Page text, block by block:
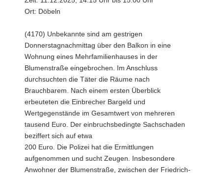
Ort: Döbeln
(4170) Unbekannte sind am gestrigen
Donnerstagnachmittag über den Balkon in eine
Wohnung eines Mehrfamilienhauses in der
Blumenstraße eingebrochen. Im Anschluss
durchsuchten die Täter die Räume nach
Brauchbarem. Nach einem ersten Überblick
erbeuteten die Einbrecher Bargeld und
Wertgegenstände im Gesamtwert von mehreren
tausend Euro. Der einbruchsbedingte Sachschaden
beziffert sich auf etwa
200 Euro. Die Polizei hat die Ermittlungen
aufgenommen und sucht Zeugen. Insbesondere
Anwohner der Blumenstraße, zwischen der Friedrich-